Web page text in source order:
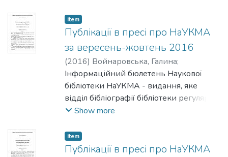
публікації викладачів НаУКМА
(основного складу), а також інформацію
Item
Публікації в пресі про НаУКМА
за вересень-жовтень 2016
(2016) Войнаровська, Галина;
Патрушева, Тетяна
Інформаційний бюлетень Наукової
бібліотеки НаУКМА - видання, яке
відділ бібліографії бібліотеки регулярно
готує на основі перегляду преси.
публікації викладачів НаУКМА
(основного складу), а також інформацію
Show more
Item
Публікації в пресі про НаУКМА